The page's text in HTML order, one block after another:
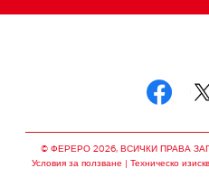
© ФЕРЕРО 2026, ВСИЧКИ ПРАВА
Условия за ползване
Техническо